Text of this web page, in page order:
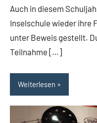
Auch in diesem
Inselschule wieder ihre
unter Beweis gestellt.
Teilnahme […]
Weiterlesen